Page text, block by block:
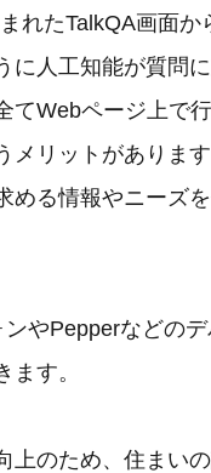
れたTalkQA画面
に人工知能が質問
てWebページ上で
メリットがありま
める情報やニーズ
ンやPepperなどの
す。
上のため、住まい